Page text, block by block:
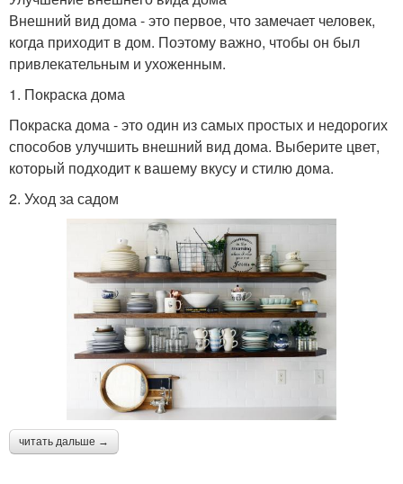
Внешний вид дома - это первое, что замечает человек,
когда приходит в дом. Поэтому важно, чтобы он был
привлекательным и ухоженным.
1. Покраска дома
Покраска дома - это один из самых простых и недорогих
способов улучшить внешний вид дома. Выберите цвет,
который подходит к вашему вкусу и стилю дома.
2. Уход за садом
читать дальше →